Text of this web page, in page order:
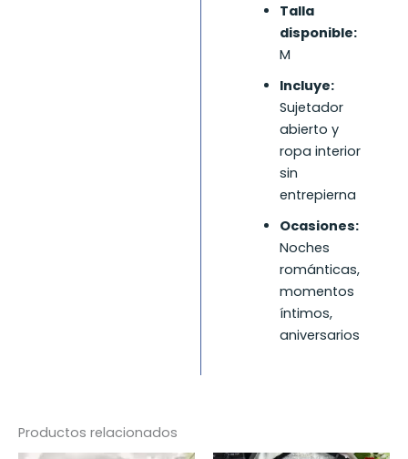
Talla
disponible:
M
Incluye:
Sujetador
abierto y
ropa interior
sin
entrepierna
Ocasiones:
Noches
románticas,
momentos
íntimos,
aniversarios
Productos relacionados